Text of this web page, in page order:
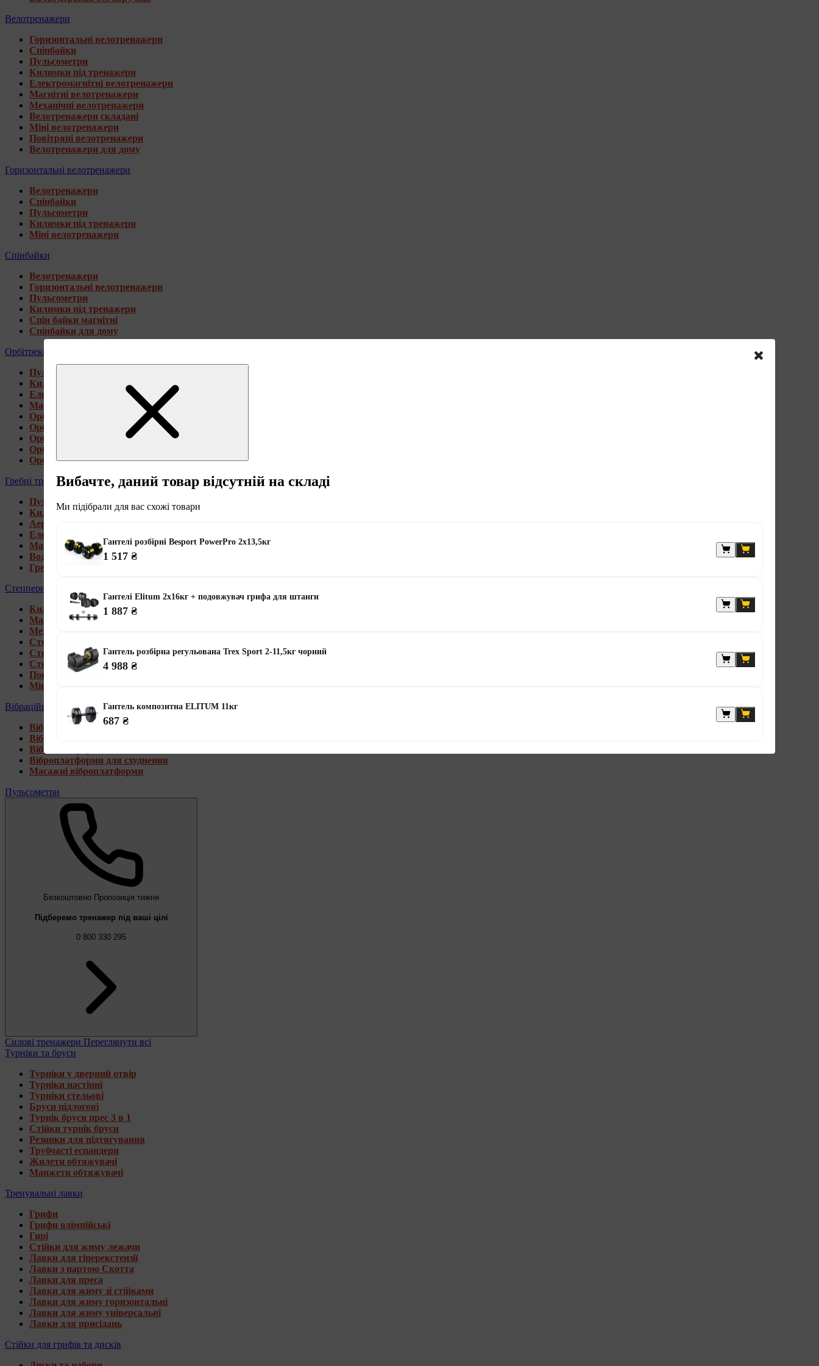
Велотренажери
Горизонтальні велотренажери
Спінбайки
Пульсометри
Килимки під тренажери
Електромагнітні велотренажери
Магнітні велотренажери
Механічні велотренажери
Велотренажери складані
Міні велотренажери
Повітряні велотренажери
Велотренажери для дому
Горизонтальні велотренажери
Велотренажери
Спінбайки
Пульсометри
Килимки під тренажери
Міні велотренажери
Спінбайки
Велотренажери
Горизонтальні велотренажери
Пульсометри
Килимки під тренажери
Спін байки магнітні
Спінбайки для дому
Орбітреки
Пульсометри
Килимки під тренажери
Електромагнітні орбітреки
Магнітні орбітреки
Орбітреки передньоприводні
Орбітреки задньоприводні
Орбітреки для високих користувачів
Орбітреки генераторні
Орбітреки для дому
Гребні тренажери
Пульсометри
Килимки під тренажери
Аеромагнітні гребні тренажери
Електромагнітні гребні тренажери
Магнітні гребні тренажери
Водні гребні тренажери
Гребні тренажери для дому
Степпери
Килимки під тренажери
Магнітні степпери
Механічні степпери
Степпери зі стійкою
Степпери з еспандерами
Степпери з рукоятками
Поворотні степпери
Міні степпери
Вібраційні платформи
Віброплатформи для дому
Віброплатформи 4D
Віброплатформи 3D
Віброплатформи для схуднення
Масажні віброплатформи
Пульсометри
Безкоштовно Пропозиція тижня
Підберемо тренажер під ваші цілі
0 800 330 295
Силові тренажери Переглянути всі
Турніки та бруси
Турніки у дверний отвір
Турніки настінні
Турніки стельові
Бруси підлогові
Турнік бруси прес 3 в 1
Стійки турнік бруси
Резинки для підтягування
Трубчасті еспандери
Жилети обтяжувачі
Манжети обтяжувачі
Тренувальні лавки
Грифи
Грифи олімпійські
Гирі
Стійки для жиму лежачи
Лавки для гіперекстензії
Лавки з партою Скотта
Лавки для преса
Лавки для жиму зі стійками
Лавки для жиму горизонтальні
Лавки для жиму універсальні
Лавки для присідань
Стійки для грифів та дисків
Вибачте, даний товар відсутній на складі
Ми підібрали для вас схожі товари
Гантелі розбірні Besport PowerPro 2х13,5кг
1 517 ₴
Гантелі Elitum 2х16кг + подовжувач грифа для штанги
1 887 ₴
Гантель розбірна регульована Trex Sport 2-11,5кг чорний
4 988 ₴
Гантель композитна ELITUM 11кг
687 ₴